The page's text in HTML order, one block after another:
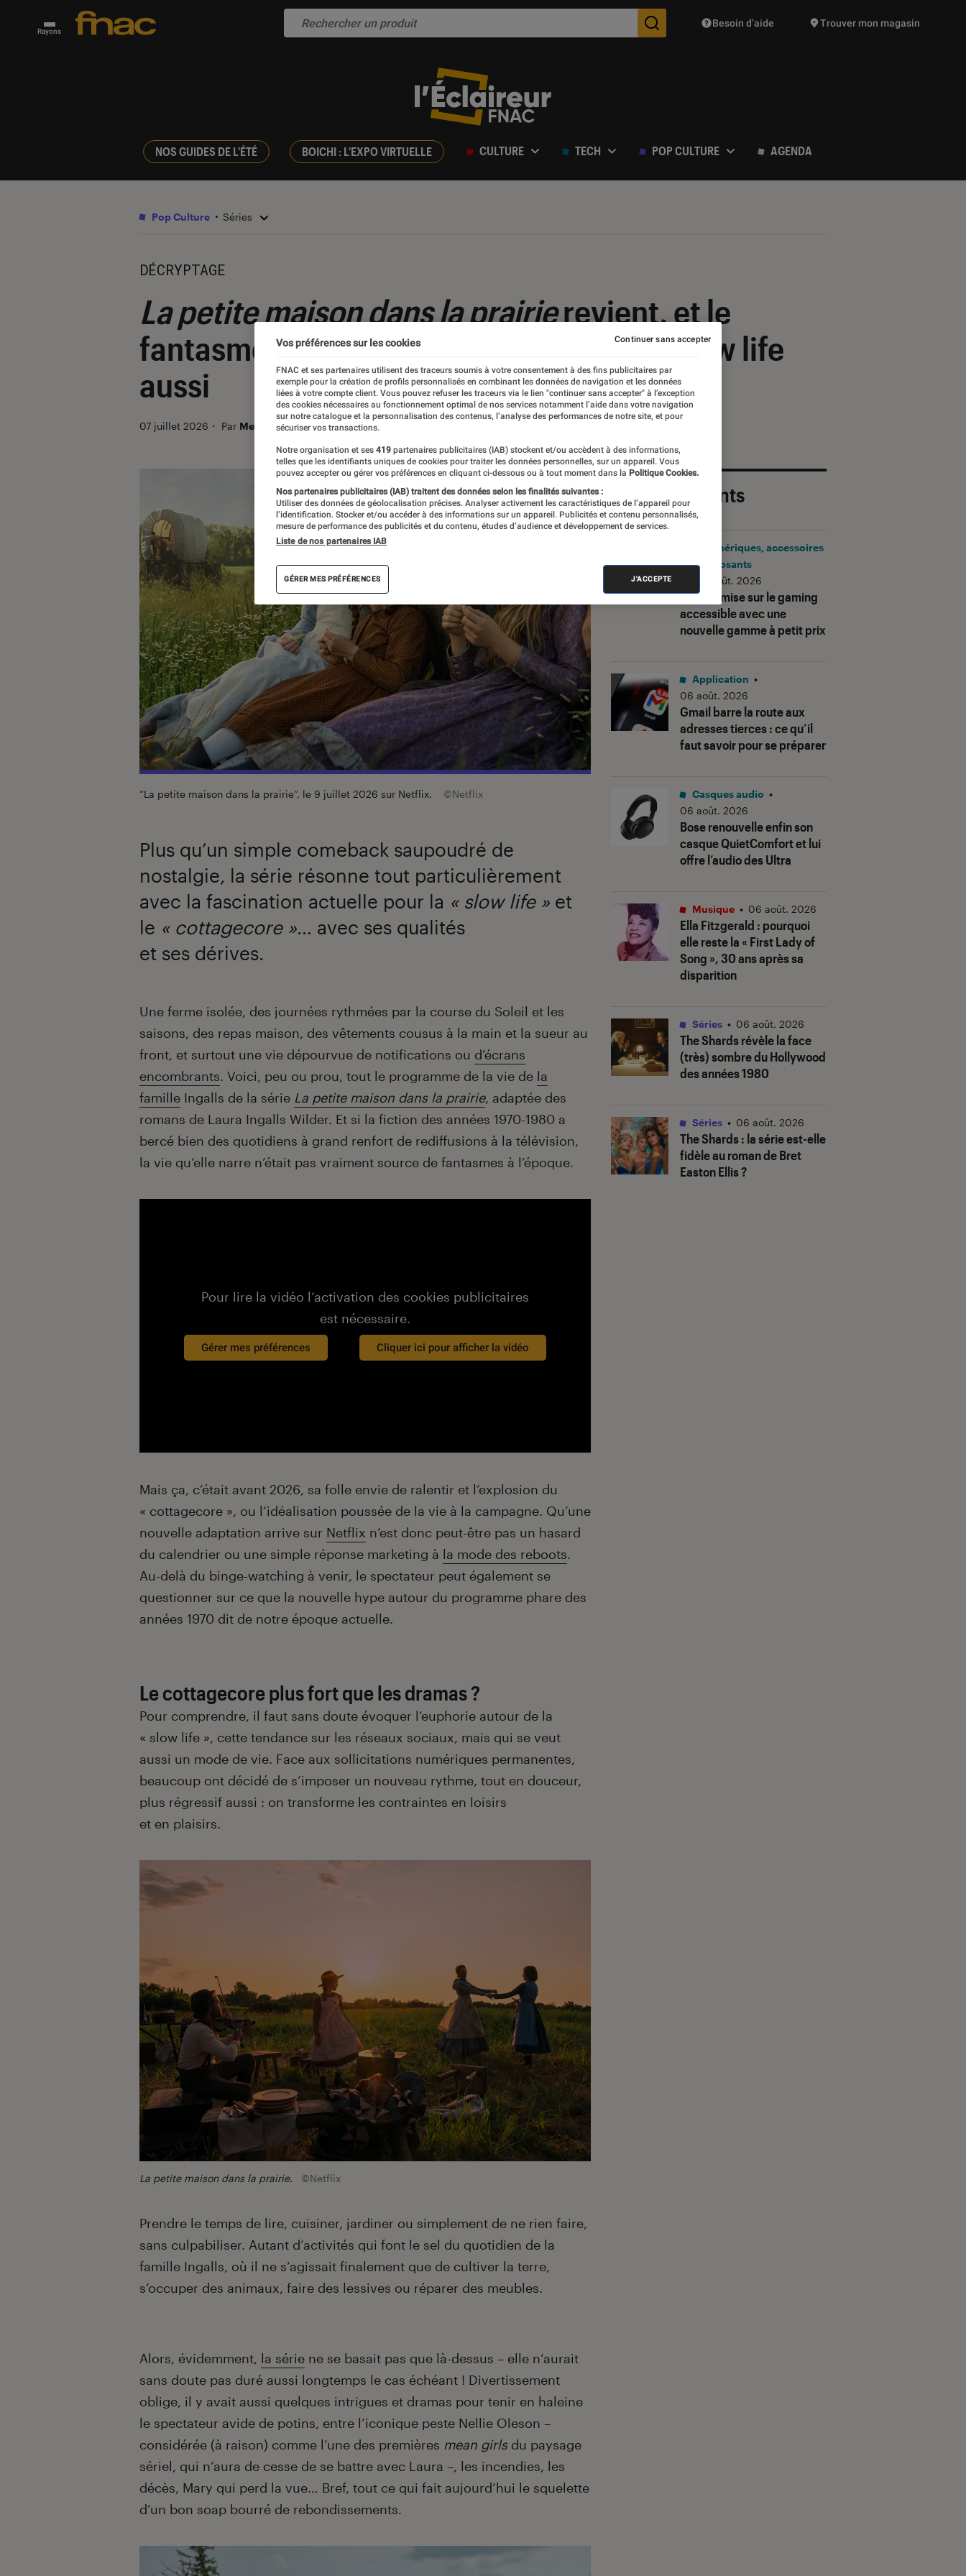
Rayons Des suggestions de produits vont vous être proposées
Besoin d’aide Trouver mon magasin
NOS GUIDES DE L'ÉTÉ BOICHI : L'EXPO VIRTUELLE CULTURE TECH POP CULTURE AGENDA
Pop Culture Séries
DÉCRYPTAGE
La petite maison dans la prairierevient, et le
fantasme (parfois problématique) de la slow life
aussi
07 juillet 2026 ・ Par Melissa Chevreuil
“La petite maison dans la prairie”, le 9 juillet 2026 sur Netflix. ©Netflix
Plus qu’un simple comeback saupoudré de
nostalgie, la série résonne tout particulièrement
avec la fascination actuelle pour la « slow life » et
le « cottagecore »… avec ses qualités
et ses dérives.
Introduction
Une ferme isolée, des journées rythmées par la course du Soleil et les
saisons, des repas maison, des vêtements cousus à la main et la sueur au
front, et surtout une vie dépourvue de notifications ou d’écrans
encombrants. Voici, peu ou prou, tout le programme de la vie de la
famille Ingalls de la série La petite maison dans la prairie, adaptée des
romans de Laura Ingalls Wilder. Et si la fiction des années 1970-1980 a
bercé bien des quotidiens à grand renfort de rediffusions à la télévision,
la vie qu’elle narre n’était pas vraiment source de fantasmes à l’époque.
Pour lire la vidéo l’activation des cookies publicitaires
est nécessaire.
Gérer mes préférences Cliquer ici pour afficher la vidéo
Mais ça, c’était avant 2026, sa folle envie de ralentir et l’explosion du
« cottagecore », ou l’idéalisation poussée de la vie à la campagne. Qu’une
nouvelle adaptation arrive sur Netflix n’est donc peut-être pas un hasard
du calendrier ou une simple réponse marketing à la mode des reboots.
Au-delà du binge-watching à venir, le spectateur peut également se
questionner sur ce que la nouvelle hype autour du programme phare des
années 1970 dit de notre époque actuelle.
Le cottagecore plus fort que les dramas ?
Pour comprendre, il faut sans doute évoquer l’euphorie autour de la
« slow life », cette tendance sur les réseaux sociaux, mais qui se veut
aussi un mode de vie. Face aux sollicitations numériques permanentes,
beaucoup ont décidé de s’imposer un nouveau rythme, tout en douceur,
plus régressif aussi : on transforme les contraintes en loisirs
et en plaisirs.
La petite maison dans la prairie. ©Netflix
Prendre le temps de lire, cuisiner, jardiner ou simplement de ne rien faire,
sans culpabiliser. Autant d’activités qui font le sel du quotidien de la
famille Ingalls, où il ne s’agissait finalement que de cultiver la terre,
s’occuper des animaux, faire des lessives ou réparer des meubles.
Alors, évidemment, la série ne se basait pas que là-dessus – elle n’aurait
sans doute pas duré aussi longtemps le cas échéant ! Divertissement
oblige, il y avait aussi quelques intrigues et dramas pour tenir en haleine
le spectateur avide de potins, entre l’iconique peste Nellie Oleson –
considérée (à raison) comme l’une des premières mean girlsdu paysage
sériel, qui n’aura de cesse de se battre avec Laura –, les incendies, les
décès, Mary qui perd la vue… Bref, tout ce qui fait aujourd’hui le squelette
d’un bon soap bourré de rebondissements.
Les plus récents
Corsair mise sur le gaming
accessible avec une
nouvelle gamme à petit prix
Périphériques, accessoires
et composants
06 août. 2026
Gmail barre la route aux
adresses tierces : ce qu’il
faut savoir pour se préparer
Application •
06 août. 2026
Bose renouvelle enfin son
casque QuietComfort et lui
offre l’audio des Ultra
Casques audio •
06 août. 2026
Ella Fitzgerald : pourquoi
elle reste la « First Lady of
Song », 30 ans après sa
disparition
Musique • 06 août. 2026
The Shardsrévèle la face
(très) sombre du Hollywood
des années 1980
Séries • 06 août. 2026
The Shards: la série est-elle
fidèle au roman de Bret
Easton Ellis ?
Séries • 06 août. 2026
Vos préférences sur les cookies
FNAC et ses partenaires utilisent des traceurs soumis à votre consentement à des fins publicitaires par
exemple pour la création de profils personnalisés en combinant les données de navigation et les données
liées à votre compte client. Vous pouvez refuser les traceurs via le lien "continuer sans accepter" à l’exception
des cookies nécessaires au fonctionnement optimal de nos services notamment l’aide dans votre navigation
sur notre catalogue et la personnalisation des contenus, l’analyse des performances de notre site, et pour
sécuriser vos transactions.
Notre organisation et ses 419 partenaires publicitaires (IAB) stockent et/ou accèdent à des informations,
telles que les identifiants uniques de cookies pour traiter les données personnelles, sur un appareil. Vous
pouvez accepter ou gérer vos préférences en cliquant ci-dessous ou à tout moment dans la Politique Cookies.
Nos partenaires publicitaires (IAB) traitent des données selon les finalités suivantes :
Utiliser des données de géolocalisation précises. Analyser activement les caractéristiques de l’appareil pour
l’identification. Stocker et/ou accéder à des informations sur un appareil. Publicités et contenu personnalisés,
mesure de performance des publicités et du contenu, études d’audience et développement de services.
Liste de nos partenaires IAB
GÉRER MES PRÉFÉRENCES J'ACCEPTE
Continuer sans accepter